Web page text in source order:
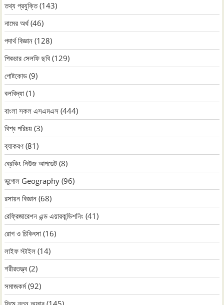
তথ্য প্রযুক্তি(143)
নামের অর্থ(46)
পদার্থ বিজ্ঞান (128)
পিকচার সেলফি ছবি (129)
পোষ্টকোড (9)
বলবিদ্যা (1)
বাংলা সকল এসএমএস (444)
বিশ্ব পরিচয় (3)
ব্যাকরণ (81)
ব্রেকিং নিউজ আপডেট (8)
ভূগোল Geography (96)
রসায়ন বিজ্ঞান (68)
রেফ্রিজারেশন এন্ড এয়ারকন্ডিশনিং (41)
রোগ ও চিকিৎসা (16)
লাইফ স্টাইল (14)
শরীরতত্ত্ব (2)
সমাজকর্ম(92)